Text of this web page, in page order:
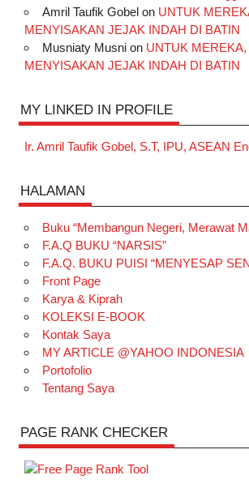
Amril Taufik Gobelon UNTUK
MENYISAKAN JEJAK INDAH DI BATIN
Musniaty Musnion UNTUK MEREKA,
MENYISAKAN JEJAK INDAH DI BATIN
MY LINKED IN PROFILE
Ir. Amril Taufik Gobel, S.T, IPU, ASEAN
HALAMAN
Buku “Membangun Negeri, Merawat
F.A.Q BUKU “NARSIS”
F.A.Q. BUKU PUISI “MENYESAP
Front Page
Karya & Kiprah
KOLEKSI E-BOOK
Kontak Saya
MY ARTICLE @YAHOO INDONESIA
Portofolio
Tentang Saya
PAGE RANK CHECKER